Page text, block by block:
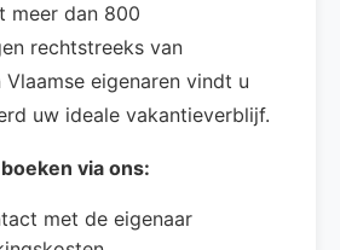
meer dan 800
rechtstreeks van
Vlaamse eigenaren vindt u
uw ideale vakantieverblijf.
via ons:
met de eigenaar